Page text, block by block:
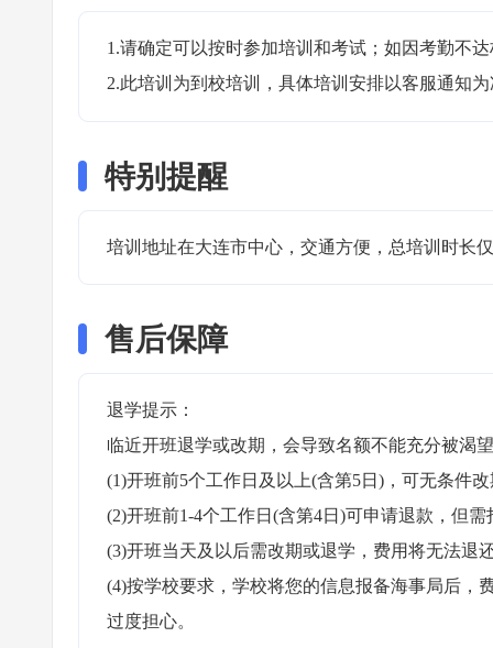
1.请确定可以按时参加培训和考试；如因考勤不
2.此培训为到校培训，具体培训安排以客服通知
特别提醒
培训地址在大连市中心，交通方便，总培训时长
售后保障
退学提示：
临近开班退学或改期，会导致名额不能充分被渴
(1)开班前5个工作日及以上(含第5日)，可无条件
(2)开班前1-4个工作日(含第4日)可申请退款，但
(3)开班当天及以后需改期或退学，费用将无法退
(4)按学校要求，学校将您的信息报备海事局后，
过度担心。